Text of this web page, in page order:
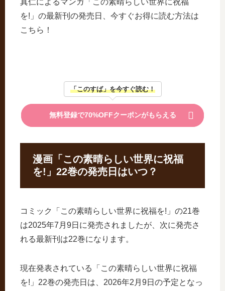
真仁によるマンガ「この素晴らしい世界に祝福
を!」の最新刊の発売日、今すぐお得に読む方法は
こちら！
「このすば」を今すぐ読む！
無料登録で70%OFFクーポンがもらえる
漫画「この素晴らしい世界に祝福
を!」22巻の発売日はいつ？
コミック「この素晴らしい世界に祝福を!」の21巻
は2025年7月9日に発売されましたが、次に発売さ
れる最新刊は22巻になります。
現在発表されている「この素晴らしい世界に祝福
を!」22巻の発売日は、2026年2月9日の予定となっ